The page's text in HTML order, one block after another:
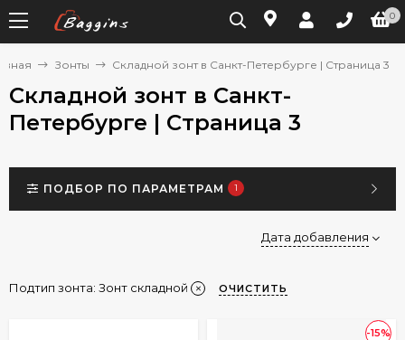
0
Зонты Складной зонт в Санкт-Петербурге | Страница 3
Складной зонт в Санкт-
Петербурге | Страница 3
ПОДБОР ПО ПАРАМЕТРАМ 1
Дата добавления
Подтип зонта: Зонт складной ОЧИСТИТЬ
-15%